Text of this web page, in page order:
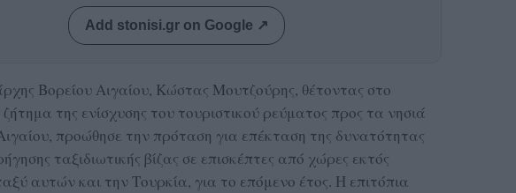
Add stonisi.gr on Google ↗
Βορείου Αιγαίου, Κώστας Μουτζούρης, θέτοντας στο
της ενίσχυσης του τουριστικού ρεύματος προς τα νησιά
προώθησε την πρόταση για επέκταση της δυνατότητας
ταξιδιωτικής βίζας σε επισκέπτες από χώρες εκτός
αυτών και την Τουρκία, για το επόμενο έτος. Η επιτόπια